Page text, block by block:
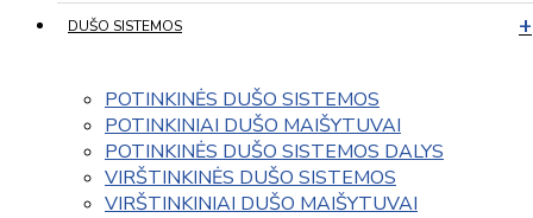
DUŠO SISTEMOS
POTINKINĖS DUŠO SISTEMOS
POTINKINIAI DUŠO MAIŠYTUVAI
POTINKINĖS DUŠO SISTEMOS DALYS
VIRŠTINKINĖS DUŠO SISTEMOS
VIRŠTINKINIAI DUŠO MAIŠYTUVAI